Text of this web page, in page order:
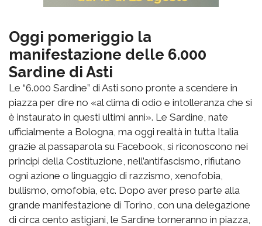
Oggi pomeriggio la
manifestazione delle 6.000
Sardine di Asti
Le “6.000 Sardine” di Asti sono pronte a scendere in
piazza per dire no «al clima di odio e intolleranza che si
è instaurato in questi ultimi anni». Le Sardine, nate
ufficialmente a Bologna, ma oggi realtà in tutta Italia
grazie al passaparola su Facebook, si riconoscono nei
principi della Costituzione, nell’antifascismo, rifiutano
ogni azione o linguaggio di razzismo, xenofobia,
bullismo, omofobia, etc. Dopo aver preso parte alla
grande manifestazione di Torino, con una delegazione
di circa cento astigiani, le Sardine torneranno in piazza,